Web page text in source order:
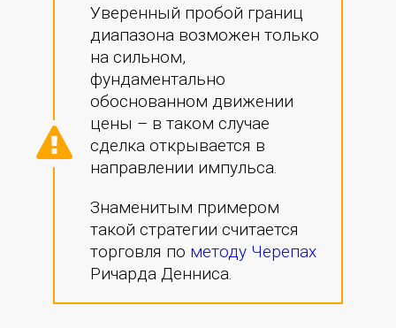
Уверенный пробой границ
диапазона возможен только
на сильном,
фундаментально
обоснованном движении
цены – в таком случае
сделка открывается в
направлении импульса.
Знаменитым примером
такой стратегии считается
торговля по методу Черепах
Ричарда Денниса.